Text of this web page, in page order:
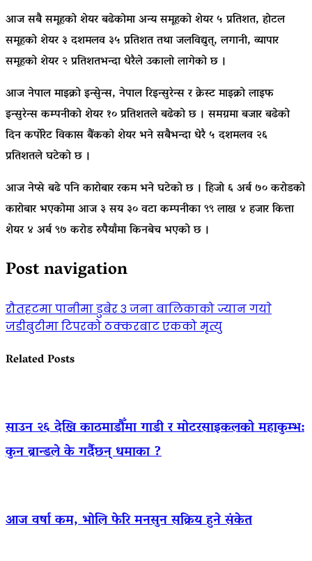
आज सबै समूहको शेयर बढेकोमा अन्य समूहको शेयर ५ प्रतिशत, होटल
समूहको शेयर ३ दशमलव ३५ प्रतिशत तथा जलविद्युत्, लगानी, व्यापार
समूहको शेयर २ प्रतिशतभन्दा धेरैले उकालो लागेको छ ।
आज नेपाल माइक्रो इन्सुेन्स, नेपाल रिइन्सुरेन्स र क्रेस्ट माइक्रो लाइफ
इन्सुरेन्स कम्पनीको शेयर १० प्रतिशतले बढेको छ । समग्रमा बजार बढेको
दिन कर्पाेरेट विकास बैंकको शेयर भने सबैभन्दा धेरै ५ दशमलव २६
प्रतिशतले घटेको छ ।
आज नेप्से बढे पनि कारोबार रकम भने घटेको छ । हिजो ६ अर्ब ७० करोडको
कारोबार भएकोमा आज ३ सय ३० वटा कम्पनीका ९९ लाख ४ हजार कित्ता
शेयर ४ अर्ब ९७ करोड रुपैयाँमा किनबेच भएको छ ।
Post navigation
रौतहटमा पानीमा डुबेर ३ जना बालिकाको ज्यान गयाे
जडीबुटीमा टिपरको ठक्करबाट एकको मृत्यु
Related Posts
साउन २६ देखि काठमाडौँमा गाडी र मोटरसाइकलको महाकुम्भ:
कुन ब्रान्डले के गर्दैछन् धमाका ?
आज वर्षा कम, भोलि फेरि मनसुन सक्रिय हुने संकेत